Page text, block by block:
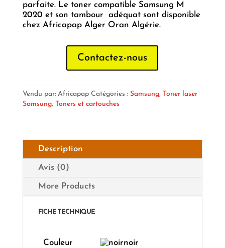
parfaite. Le toner compatible Samsung M
2020 et son tambour adéquat sont disponible
chez Africapap Alger Oran Algérie.
Contactez-nous
Vendu par: Africapap Catégories : Samsung, Toner laser
Samsung, Toners et cartouches
Description
Avis (0)
More Products
FICHE TECHNIQUE
Couleur noir